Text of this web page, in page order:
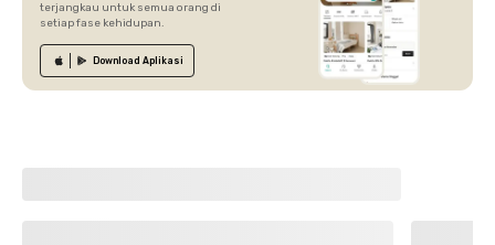
terjangkau untuk semua orang di
setiap fase kehidupan.
Download Aplikasi